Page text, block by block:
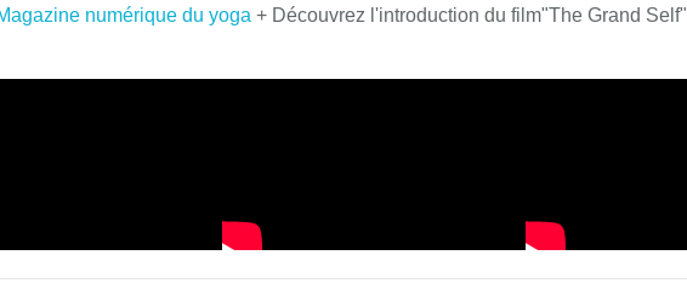
numérique du yoga + Découvrez l'introduction du film"The Grand Self"